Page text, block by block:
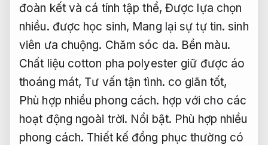
đoàn kết và cá tính tập thể, Được lựa chọn
nhiều. được học sinh, Mang lại sự tự tin. sinh
viên ưa chuộng. Chăm sóc da. Bền màu.
Chất liệu cotton pha polyester giữ được áo
thoáng mát, Tư vấn tận tình. co giãn tốt,
Phù hợp nhiều phong cách. hợp với cho các
hoạt động ngoài trời. Nổi bật. Phù hợp nhiều
phong cách. Thiết kế đồng phục thường có